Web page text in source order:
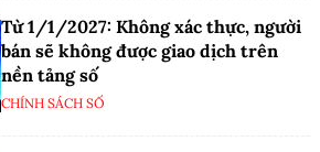
Từ 1/1/2027: Không xác thực, người
bán sẽ không được giao dịch trên
nền tảng số
CHÍNH SÁCH SỐ